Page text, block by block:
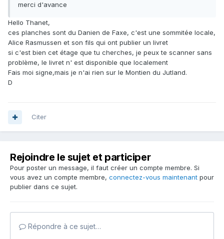
merci d'avance
Hello Thanet,
ces planches sont du Danien de Faxe, c'est une sommitée locale,
Alice Rasmussen et son fils qui ont publier un livret
si c'est bien cet étage que tu cherches, je peux te scanner sans
problème, le livret n' est disponible que localement
Fais moi signe,mais je n'ai rien sur le Montien du Jutland.
D
Citer
Rejoindre le sujet et participer
Pour poster un message, il faut créer un compte membre. Si
vous avez un compte membre, connectez-vous maintenant pour
publier dans ce sujet.
Répondre à ce sujet…